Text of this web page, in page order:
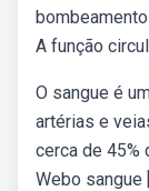
A função
O sangue é
artérias e
cerca de 45%
Webo sangue